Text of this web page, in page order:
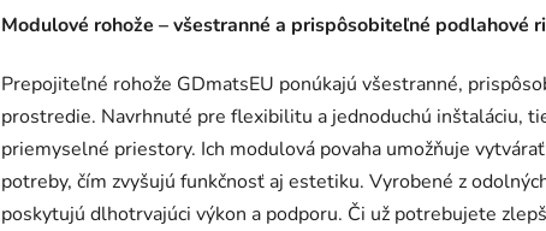
Modulové rohože – všestranné a prispôsobiteľné podlahové
Prepojiteľné rohože GDmatsEU ponúkajú všestranné,
prostredie. Navrhnuté pre flexibilitu a jednoduchú inštaláciu,
priemyselné priestory. Ich modulová povaha umožňuje
potreby, čím zvyšujú funkčnosť aj estetiku. Vyrobené z
poskytujú dlhotrvajúci výkon a podporu. Či už potrebujete